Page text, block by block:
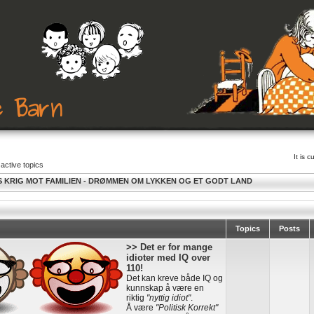
It is
topics
KRIG MOT FAMILIEN - DRØMMEN OM LYKKEN OG ET GODT LAND
Topics Posts
>> Det er for mange
idioter med IQ over
110!
Det kan kreve både IQ og
kunnskap å være en
riktig "nyttig idiot".
Å være "Politisk Korrekt"